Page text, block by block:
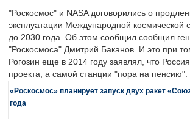
"Роскосмос" и NASA договорились о
эксплуатации Международной космической
до 2030 года. Об этом сообщил сообщил
"Роскосмоса" Дмитрий Баканов. И это при
Рогозин еще в 2014 году заявлял, что
проекта, а самой станции "пора на пенсию".
«Роскосмос» планирует запуск двух ракет
года